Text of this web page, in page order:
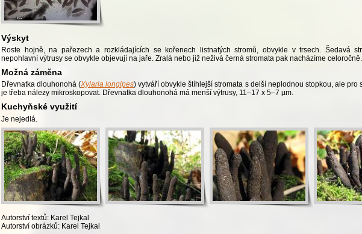
Výskyt
Roste hojně, na pařezech a rozkládajících se kořenech listnatých stromů, obvykle v trsech. Šedavá
nepohlavní výtrusy se obvykle objevují na jaře. Zralá nebo již neživá černá stromata pak nacházíme celoročně.
Možná záměna
Dřevnatka dlouhonohá (Xylaria longipes) vytváří obvykle štíhlejší stromata s delší neplodnou stopkou, ale pro
je třeba nálezy mikroskopovat. Dřevnatka dlouhonohá má menší výtrusy, 11–17 x 5–7 µm.
Kuchyňské využití
Je nejedlá.
Autorství textů: Karel Tejkal
Autorství obrázků: Karel Tejkal